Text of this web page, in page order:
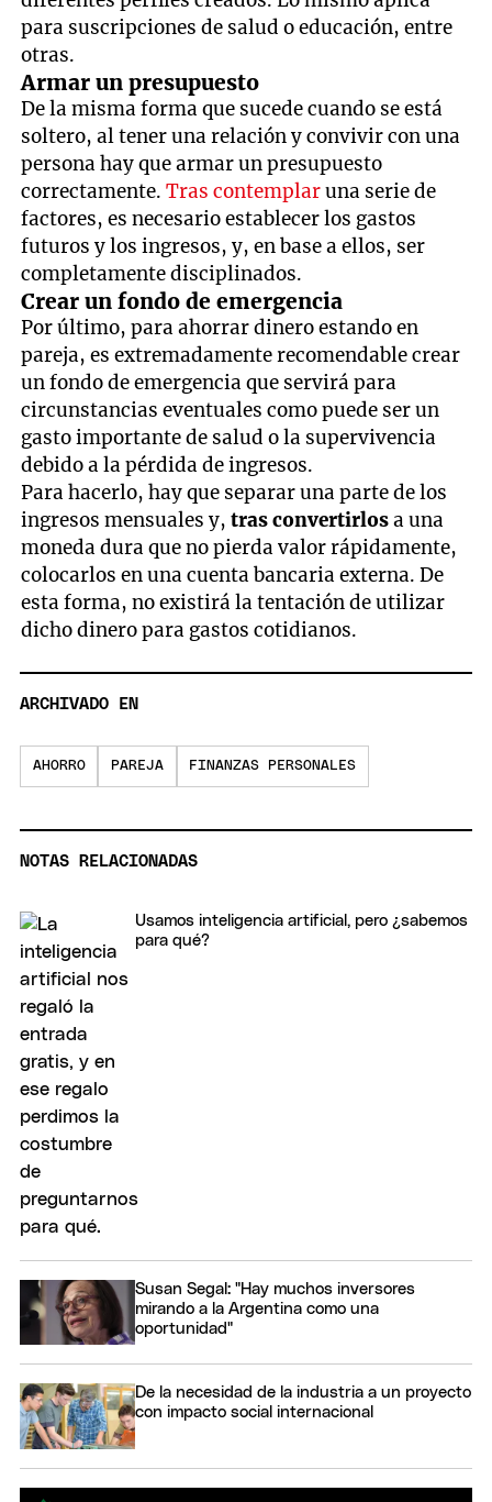
para suscripciones de salud o educación, entre
otras.
Armar un presupuesto
De la misma forma que sucede cuando se está
soltero, al tener una relación y convivir con una
persona hay que armar un presupuesto
correctamente.Tras contemplaruna serie de
factores, es necesario establecer los gastos
futuros y los ingresos, y, en base a ellos, ser
completamente disciplinados.
Crear un fondo de emergencia
Por último, para ahorrar dinero estando en
pareja, es extremadamente recomendable crear
un fondo de emergencia que servirá para
circunstancias eventuales como puede ser un
gasto importante de salud o la supervivencia
debido a la pérdida de ingresos.
Para hacerlo, hay que separar una parte de los
ingresos mensuales y,tras convertirlosa una
moneda dura que no pierda valor rápidamente,
colocarlos en una cuenta bancaria externa. De
esta forma, no existirá la tentación de utilizar
dicho dinero para gastos cotidianos.
ARCHIVADO EN
AHORRO PAREJA FINANZAS PERSONALES
NOTAS RELACIONADAS
Usamos inteligencia artificial, pero ¿sabemos
para qué?
Susan Segal: "Hay muchos inversores
mirando a la Argentina como una
oportunidad"
De la necesidad de la industria a un proyecto
con impacto social internacional